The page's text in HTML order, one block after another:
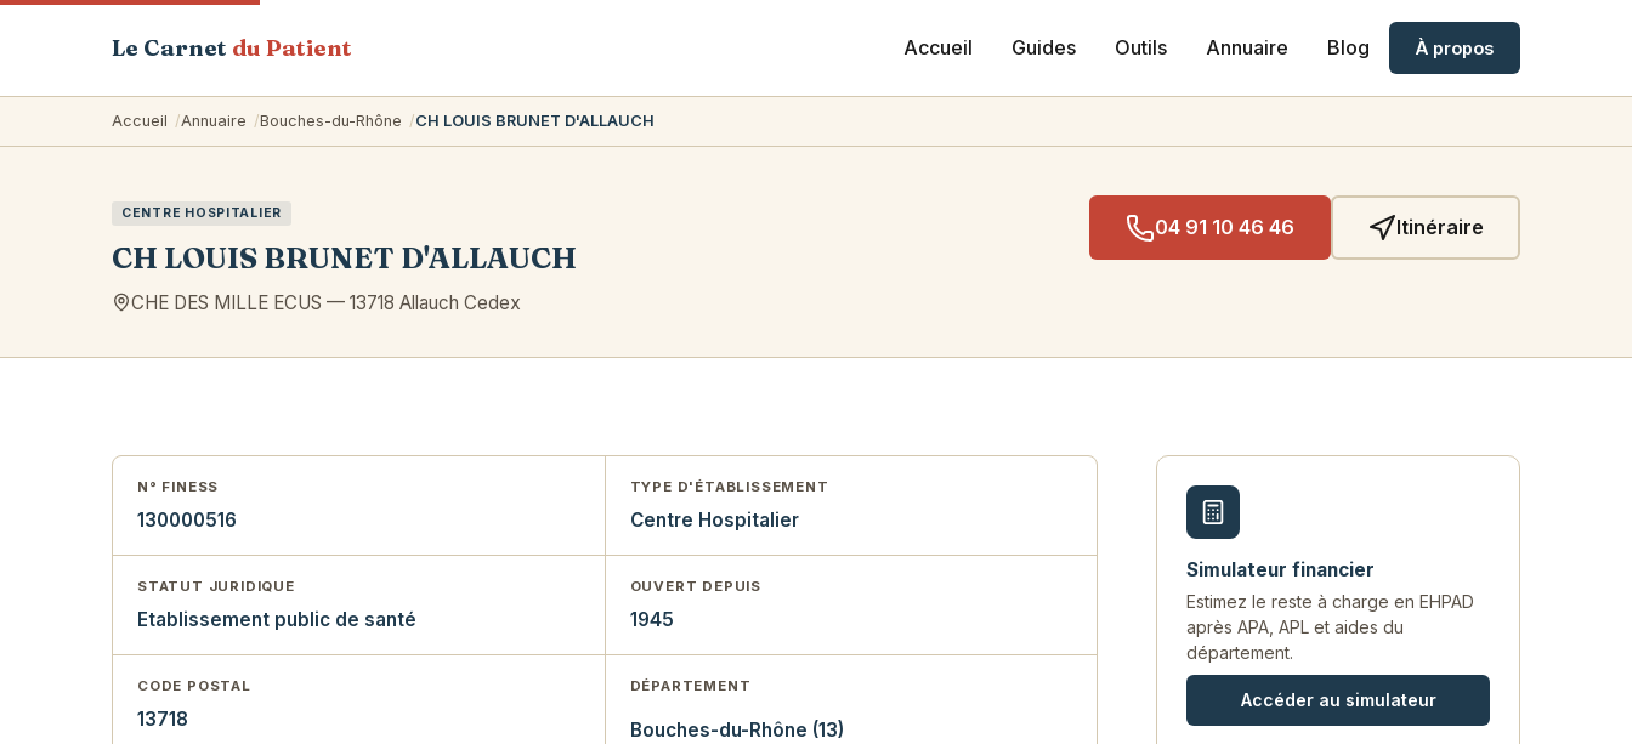
Le Carnet du Patient Accueil Guides Outils Annuaire Blog À propos
Accueil Annuaire Bouches-du-Rhône CH LOUIS BRUNET D'ALLAUCH
CENTRE HOSPITALIER
CH LOUIS BRUNET D'ALLAUCH
CHE DES MILLE ECUS — 13718 Allauch Cedex
04 91 10 46 46 Itinéraire
N° FINESS
130000516
TYPE D'ÉTABLISSEMENT
Centre Hospitalier
STATUT JURIDIQUE
Etablissement public de santé
OUVERT DEPUIS
1945
CODE POSTAL
13718
DÉPARTEMENT
Bouches-du-Rhône (13)
Simulateur financier
Estimez le reste à charge en EHPAD
après APA, APL et aides du
département.
Accéder au simulateur